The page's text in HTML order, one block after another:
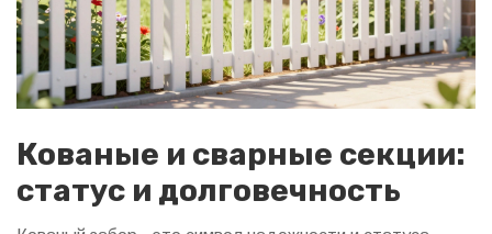
Кованые и сварные секции:
статус и долговечность